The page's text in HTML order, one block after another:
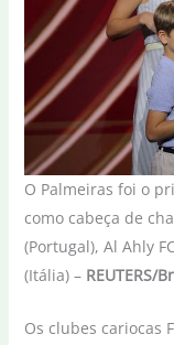
O Palmeiras foi o
como cabeça de
(Portugal), Al Ahly
(Itália) – REUTERS/
Os clubes cariocas